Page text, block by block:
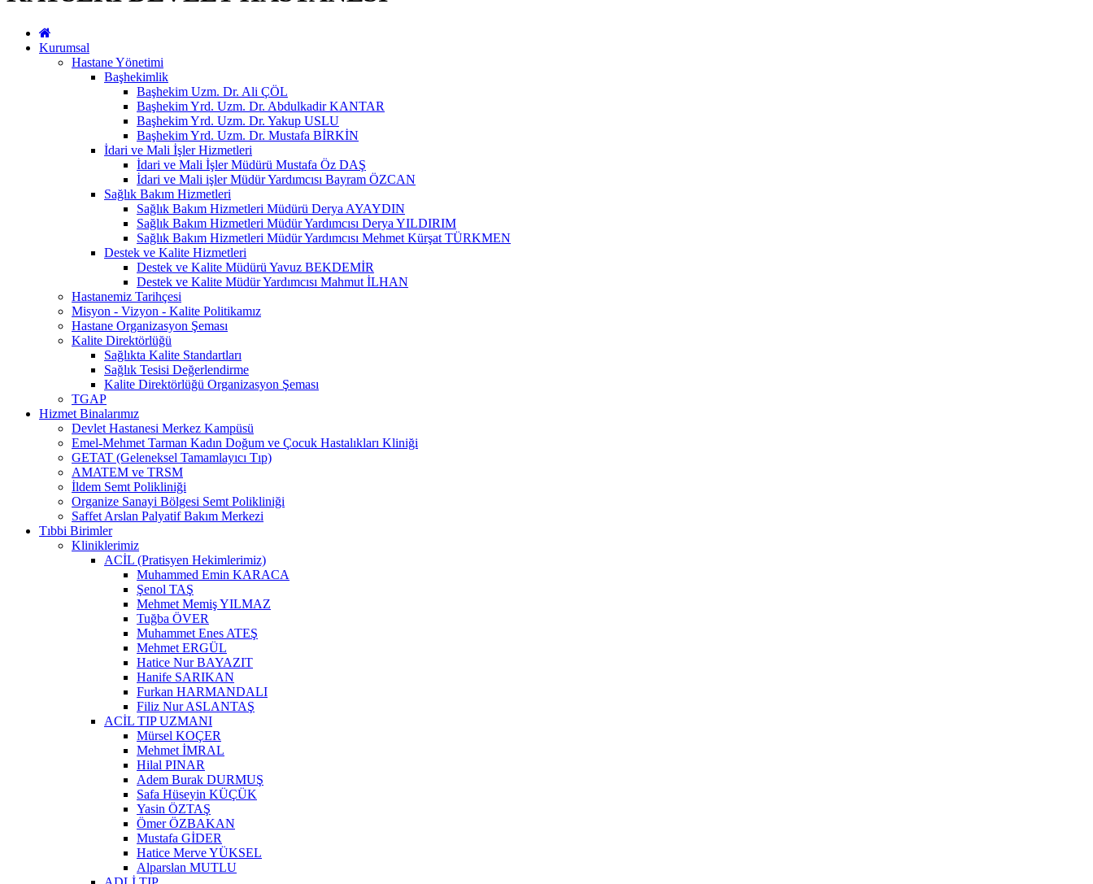
Kurumsal
Hastane Yönetimi
Başhekimlik
Başhekim Uzm. Dr. Ali ÇÖL
Başhekim Yrd. Uzm. Dr. Abdulkadir KANTAR
Başhekim Yrd. Uzm. Dr. Yakup USLU
Başhekim Yrd. Uzm. Dr. Mustafa BİRKİN
İdari ve Mali İşler Hizmetleri
İdari ve Mali İşler Müdürü Mustafa Öz DAŞ
İdari ve Mali işler Müdür Yardımcısı Bayram ÖZCAN
Sağlık Bakım Hizmetleri
Sağlık Bakım Hizmetleri Müdürü Derya AYAYDIN
Sağlık Bakım Hizmetleri Müdür Yardımcısı Derya YILDIRIM
Sağlık Bakım Hizmetleri Müdür Yardımcısı Mehmet Kürşat TÜRKMEN
Destek ve Kalite Hizmetleri
Destek ve Kalite Müdürü Yavuz BEKDEMİR
Destek ve Kalite Müdür Yardımcısı Mahmut İLHAN
Hastanemiz Tarihçesi
Misyon - Vizyon - Kalite Politikamız
Hastane Organizasyon Şeması
Kalite Direktörlüğü
Sağlıkta Kalite Standartları
Sağlık Tesisi Değerlendirme
Kalite Direktörlüğü Organizasyon Şeması
TGAP
Hizmet Binalarımız
Devlet Hastanesi Merkez Kampüsü
Emel-Mehmet Tarman Kadın Doğum ve Çocuk Hastalıkları Kliniği
GETAT (Geleneksel Tamamlayıcı Tıp)
AMATEM ve TRSM
İldem Semt Polikliniği
Organize Sanayi Bölgesi Semt Polikliniği
Saffet Arslan Palyatif Bakım Merkezi
Tıbbi Birimler
Kliniklerimiz
ACİL (Pratisyen Hekimlerimiz)
Muhammed Emin KARACA
Şenol TAŞ
Mehmet Memiş YILMAZ
Tuğba ÖVER
Muhammet Enes ATEŞ
Mehmet ERGÜL
Hatice Nur BAYAZIT
Hanife SARIKAN
Furkan HARMANDALI
Filiz Nur ASLANTAŞ
ACİL TIP UZMANI
Mürsel KOÇER
Mehmet İMRAL
Hilal PINAR
Adem Burak DURMUŞ
Safa Hüseyin KÜÇÜK
Yasin ÖZTAŞ
Ömer ÖZBAKAN
Mustafa GİDER
Hatice Merve YÜKSEL
Alparslan MUTLU